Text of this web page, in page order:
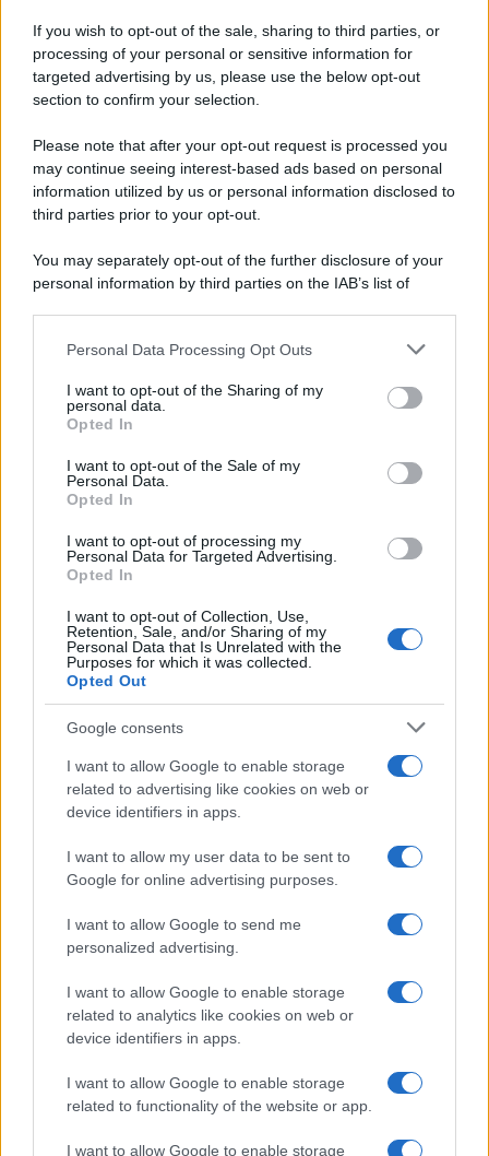
If you wish to opt-out of the sale, sharing to third parties, or
processing of your personal or sensitive information for
targeted advertising by us, please use the below opt-out
section to confirm your selection.
Please note that after your opt-out request is processed you
may continue seeing interest-based ads based on personal
information utilized by us or personal information disclosed to
third parties prior to your opt-out.
You may separately opt-out of the further disclosure of your
personal information by third parties on the IAB’s list of
This information may also be disclosed by us to third parties
disclose it to other third parties.
Please note that this website/app uses one or more Google
services and may gather and store information including but
not limited to your visit or usage behaviour. You may click to
grant or deny consent to Google and its third-party tags to
consent section.
Personal Data Processing Opt Outs
I want to opt-out of the Sharing of my
personal data.
Opted In
I want to opt-out of the Sale of my
Personal Data.
Opted In
I want to opt-out of processing my
Personal Data for Targeted Advertising.
Opted In
I want to opt-out of Collection, Use,
Retention, Sale, and/or Sharing of my
Personal Data that Is Unrelated with the
Purposes for which it was collected.
Opted Out
Google consents
I want to allow Google to enable storage
related to advertising like cookies on web or
device identifiers in apps.
I want to allow my user data to be sent to
Google for online advertising purposes.
I want to allow Google to send me
personalized advertising.
I want to allow Google to enable storage
related to analytics like cookies on web or
device identifiers in apps.
I want to allow Google to enable storage
related to functionality of the website or app.
I want to allow Google to enable storage
Newz Pennsylvania
Newz Illinois
Newz Ohio
Gameland
Hig Tech Mag
Scoop Mag
Lgbtqia News
Motors Magazine 365
Day Travel 365
Home Magazine 365
Cineverse Magazine
Investieren24
UK
Olanda
NL Newz